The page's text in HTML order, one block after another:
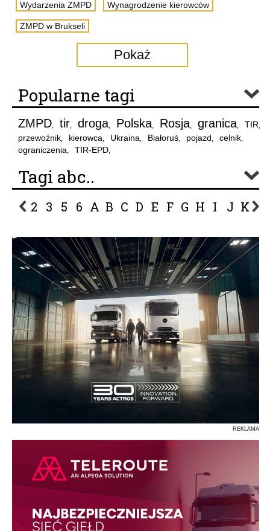
Wydarzenia ZMPD Wynagrodzenie kierowców
ZMPD w Brukseli
Pokaż
Popularne tagi
ZMPD, tir, droga, Polska, Rosja, granica, TIR,
przewoźnik, kierowca, Ukraina, Białoruś, pojazd, celnik,
ograniczenia, TIR-EPD,
Tagi abc..
2 3 5 6 A B C D E F G H I J K L
REKLAMA